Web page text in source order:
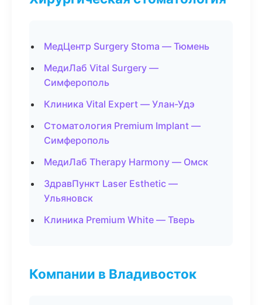
МедЦентр Surgery Stoma — Тюмень
МедиЛаб Vital Surgery —
Симферополь
Клиника Vital Expert — Улан-Удэ
Стоматология Premium Implant —
Симферополь
МедиЛаб Therapy Harmony — Омск
ЗдравПункт Laser Esthetic —
Ульяновск
Клиника Premium White — Тверь
Компании в Владивосток